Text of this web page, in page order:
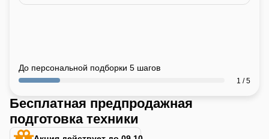
До персональной подборки 5 шагов
1 / 5
Бесплатная предпродажная
подготовка техники